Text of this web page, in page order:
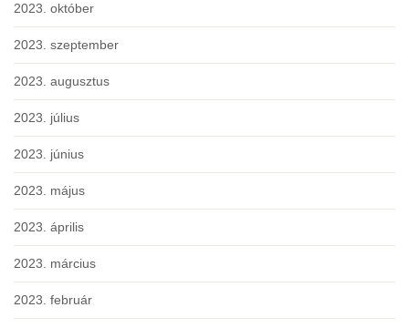
2023. október
2023. szeptember
2023. augusztus
2023. július
2023. június
2023. május
2023. április
2023. március
2023. február